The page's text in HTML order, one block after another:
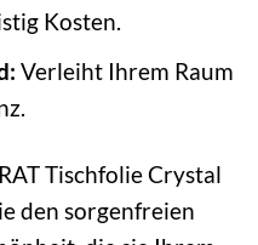
Kosten.
Verleiht Ihrem Raum
Tischfolie Crystal
den sorgenfreien